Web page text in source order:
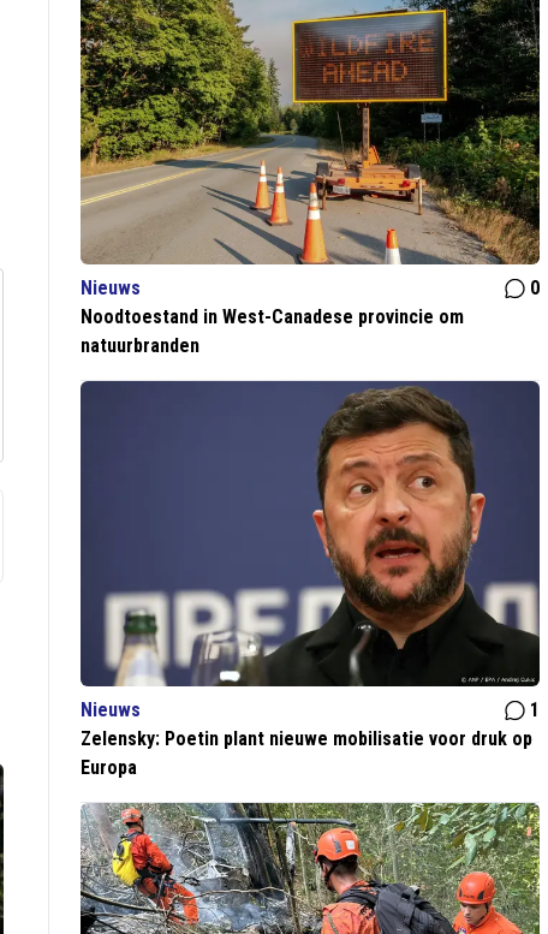
Nieuws
0
Noodtoestand in West-Canadese provincie om
natuurbranden
Nieuws
1
Zelensky: Poetin plant nieuwe mobilisatie voor druk op
Europa